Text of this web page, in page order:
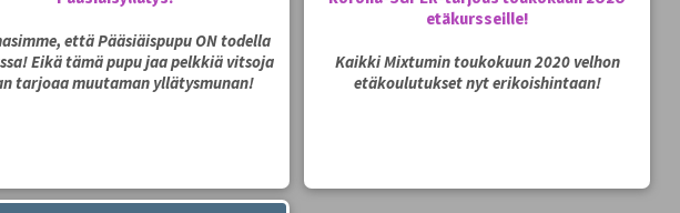
että Pääsiäispupu ON todella
Eikä tämä pupu jaa pelkkiä vitsoja
tarjoaa muutaman yllätysmunan!
etäkursseille!
Kaikki Mixtumin toukokuun 2020 velhon
etäkoulutukset nyt erikoishintaan!